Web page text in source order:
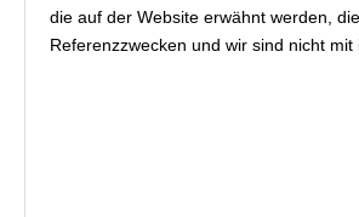
die auf der Website erwähnt werden,
Referenzzwecken und wir sind nicht mit